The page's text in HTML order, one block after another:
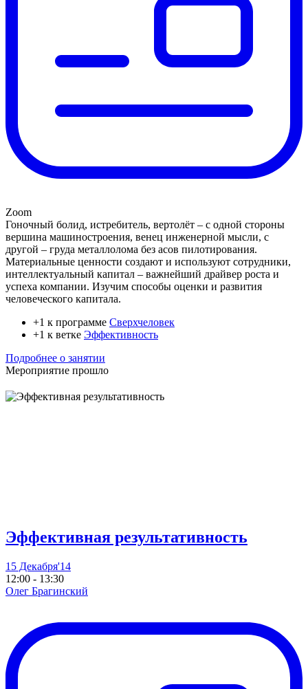
Zoom
Гоночный болид, истребитель, вертолёт – с одной стороны
вершина машиностроения, венец инженерной мысли, с
другой – груда металлолома без асов пилотирования.
Материальные ценности создают и используют сотрудники,
интеллектуальный капитал – важнейший драйвер роста и
успеха компании. Изучим способы оценки и развития
человеческого капитала.
+1 к программе Сверхчеловек
+1 к ветке Эффективность
Подробнее о занятии
Мероприятие прошло
Эффективная результативность
15 Декабря'14
12:00 - 13:30
Олег Брагинский